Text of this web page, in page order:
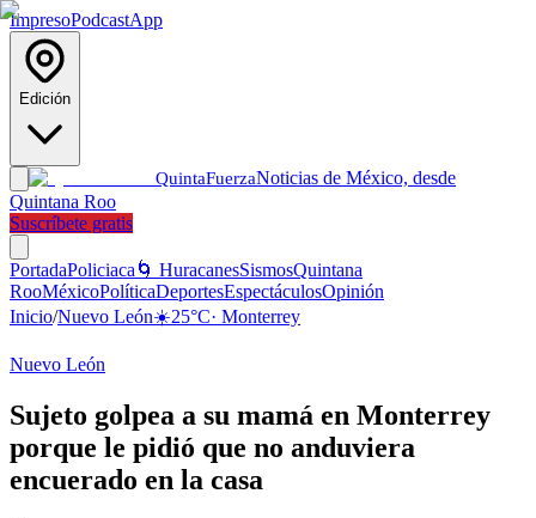
ImpresoPodcastApp
Edición
QuintaFuerzaNoticias de México, desde
Quintana Roo
Suscríbete gratis
PortadaPoliciaca 🌀 HuracanesSismosQuintana
RooMéxicoPolíticaDeportesEspectáculosOpinión
Inicio/Nuevo León☀️25°C· Monterrey
Nuevo León
Sujeto golpea a su mamá en Monterrey
porque le pidió que no anduviera
encuerado en la casa